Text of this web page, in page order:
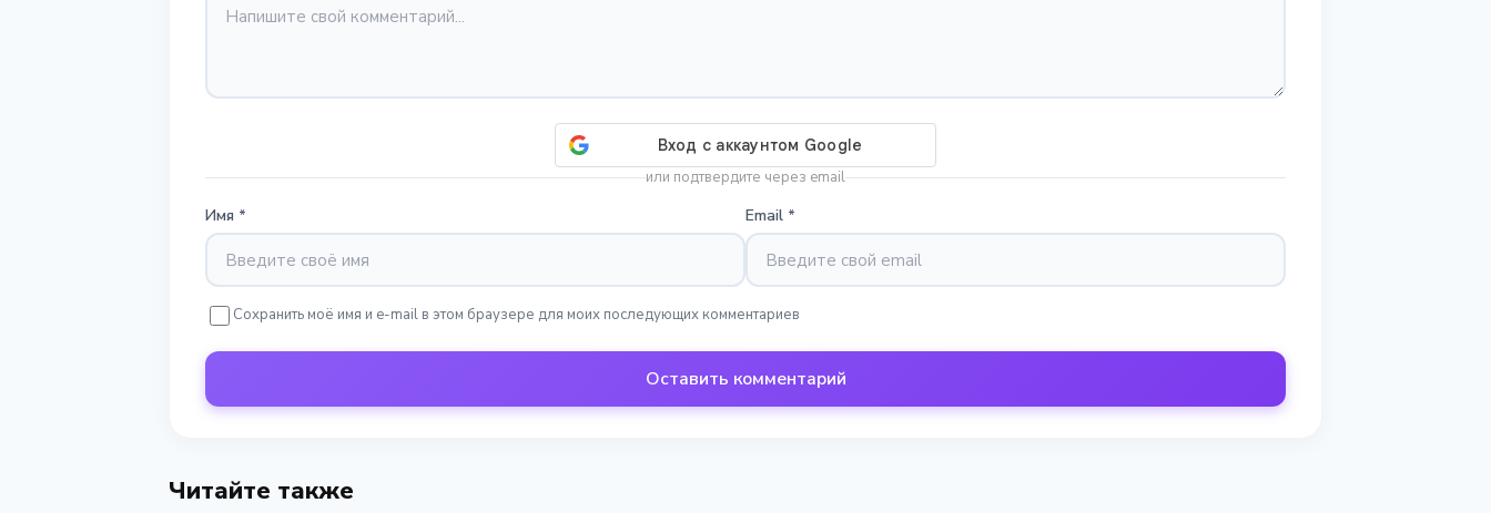
или подтвердите через email
Имя * Email *
Сохранить моё имя и e-mail в этом браузере для моих последующих комментариев
Оставить комментарий
Читайте также